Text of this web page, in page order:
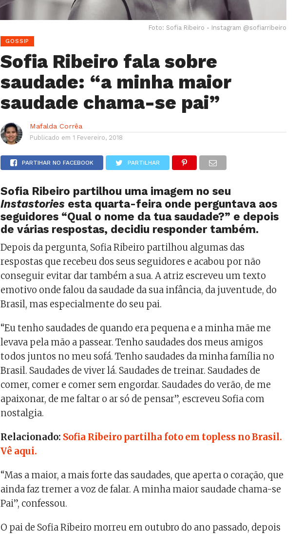
Foto: Sofia Ribeiro - Instagram @sofiarribeiro
GOSSIP
Sofia Ribeiro fala sobre
saudade: “a minha maior
saudade chama-se pai”
Mafalda Corrêa
Publicado em 1 Fevereiro, 2018
PARTIHAR NO FACEBOOK PARTILHAR
Sofia Ribeiro partilhou uma imagem no seu
Instastories esta quarta-feira onde perguntava aos
seguidores “Qual o nome da tua saudade?” e depois
de várias respostas, decidiu responder também.
Depois da pergunta, Sofia Ribeiro partilhou algumas das
respostas que recebeu dos seus seguidores e acabou por não
conseguir evitar dar também a sua. A atriz escreveu um texto
emotivo onde falou da saudade da sua infância, da juventude, do
Brasil, mas especialmente do seu pai.
“Eu tenho saudades de quando era pequena e a minha mãe me
levava pela mão a passear. Tenho saudades dos meus amigos
todos juntos no meu sofá. Tenho saudades da minha família no
Brasil. Saudades de viver lá. Saudades de treinar. Saudades de
comer, comer e comer sem engordar. Saudades do verão, de me
apaixonar, de me faltar o ar só de pensar”, escreveu Sofia com
nostalgia.
Relacionado: Sofia Ribeiro partilha foto em topless no Brasil.
Vê aqui.
“Mas a maior, a mais forte das saudades, que aperta o coração, que
ainda faz tremer a voz de falar. A minha maior saudade chama-se
Pai”, confessou.
O pai de Sofia Ribeiro morreu em outubro do ano passado, depois